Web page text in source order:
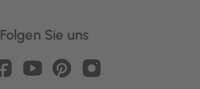
Folgen Sie uns